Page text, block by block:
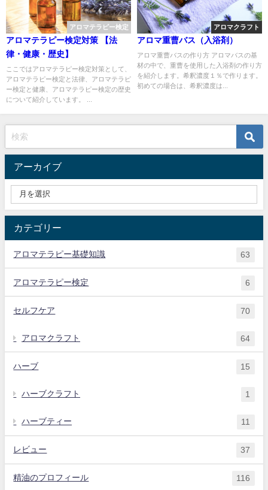
アロマテラピー検定
アロマテラピー検定対策 【法
律・健康・歴史】
ここではアロマテラピー検定対策として、
アロマテラピー検定と法律、アロマテラピ
ー検定と健康、アロマテラピー検定の歴史
について紹介しています。 ...
アロマクラフト
アロマ重曹バス（入浴剤）
アロマ重曹バスの作り方 アロマバスの基
材の中で、重曹を使用した入浴剤の作り方
を紹介します。希釈濃度１％で作ります。
初めての場合は、希釈濃度は...
アーカイブ
カテゴリー
アロマテラピー基礎知識 63
アロマテラピー検定 6
セルフケア 70
アロマクラフト 64
ハーブ 15
ハーブクラフト 1
ハーブティー 11
レビュー 37
精油のプロフィール 116